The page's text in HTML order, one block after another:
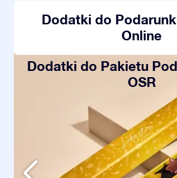
Dodatki do
Online
Dodatki do Pakietu
OSR